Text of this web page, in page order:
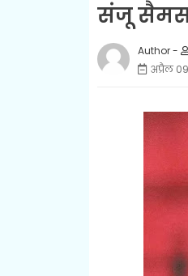
संजू
Author -
अप्रैल